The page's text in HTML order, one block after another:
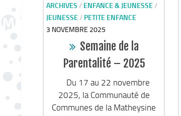
ARCHIVES / ENFANCE & JEUNESSE/
JEUNESSE/ PETITE ENFANCE
3 NOVEMBRE 2025
Semaine de la
Parentalité – 2025
Du 17 au 22 novembre
2025, la Communauté de
Communes de la Matheysine